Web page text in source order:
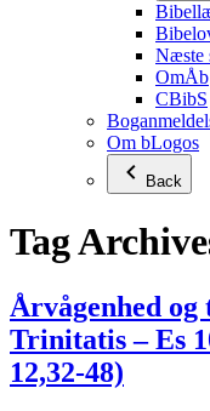
Næste
OmÅb
CBibS
Om bLogos
Back
Tag
Årvågenhed og
Trinitatis – Es
12,32-48)